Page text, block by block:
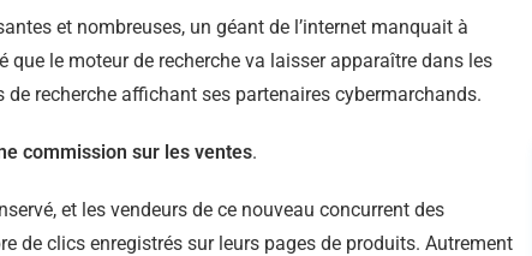
et nombreuses, un géant de l’internet manquait à
que le moteur de recherche va laisser apparaître dans les
recherche affichant ses partenaires cybermarchands.
commission sur les ventes.
et les vendeurs de ce nouveau concurrent des
de clics enregistrés sur leurs pages de produits. Autrement